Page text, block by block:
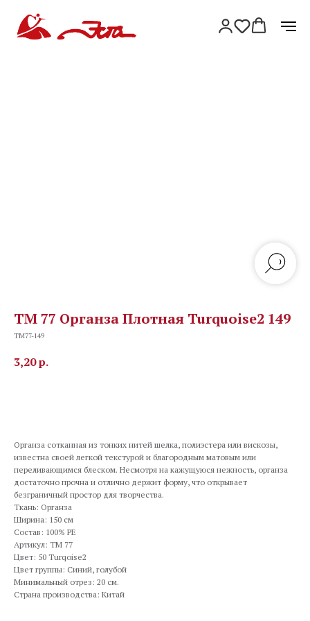
TM 77 Органза Плотная Turquoise2 149
TM77-149
3,20р.
Органза сотканная из тонких нитей шелка, полиэстера или вискозы,
известна своей легкой текстурой и благородным матовым или
переливающимся блеском. Несмотря на кажущуюся нежность, органза
достаточно прочна и отлично держит форму, что открывает
безграничный простор для творчества.
Ткань: Органза
Ширина: 150 см
Состав: 100% PE
Артикул: TM 77
Цвет: 50 Turqoise2
Цвет группы: Синий, голубой
Минимальный отрез: 20 см.
Страна производства: Китай